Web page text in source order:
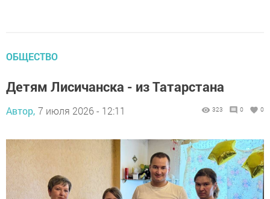
ОБЩЕСТВО
Детям Лисичанска - из Татарстана
Автор, 7 июля 2026 - 12:11 323 0 0